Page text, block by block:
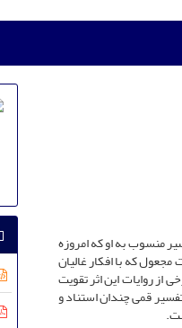
تفسیر منسوب به او که امروزه
که با افکار غالیان
از روایات این اثر تقویت
تفسیر خود به تفسیر قمی چندان استناد و